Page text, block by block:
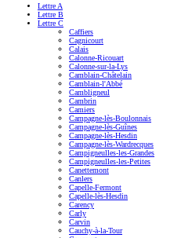
Lettre A
Lettre B
Lettre C
Caffiers
Cagnicourt
Calais
Calonne-Ricouart
Calonne-sur-la-Lys
Camblain-Châtelain
Camblain-l'Abbé
Cambligneul
Cambrin
Camiers
Campagne-lès-Boulonnais
Campagne-lès-Guînes
Campagne-lès-Hesdin
Campagne-lès-Wardrecques
Campigneulles-les-Grandes
Campigneulles-les-Petites
Canettemont
Canlers
Capelle-Fermont
Capelle-lès-Hesdin
Carency
Carly
Carvin
Cauchy-à-la-Tour